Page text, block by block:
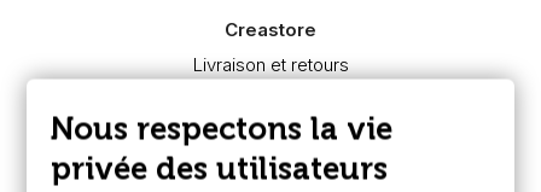
Creastore
Livraison et retours
Paiement sécurisé
FAQ
Boutique à Angers
Nous respectons la vie
privée des utilisateurs